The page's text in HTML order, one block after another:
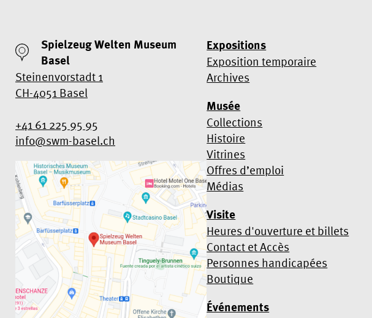
Spielzeug Welten Museum
Basel
Steinenvorstadt 1
CH-4051 Basel
+41 61 225 95 95
info@swm-basel.ch
Expositions
Exposition temporaire
Archives
Musée
Collections
Histoire
Vitrines
Offres d’emploi
Médias
Visite
Heures d'ouverture et billets
Contact et Accès
Personnes handicapées
Boutique
Événements